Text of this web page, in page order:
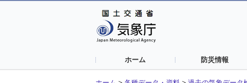
ホーム 防災情報